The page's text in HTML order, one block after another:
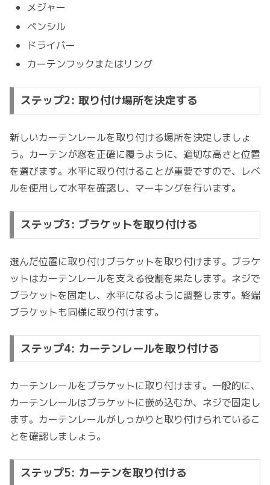
メジャー
ペンシル
ドライバー
カーテンフックまたはリング
ステップ2: 取り付け場所を決定する
新しいカーテンレールを取り付ける場所を決定しましょ
う。カーテンが窓を正確に覆うように、適切な高さと位置
を選びます。水平に取り付けることが重要ですので、レベ
ルを使用して水平を確認し、マーキングを行います。
ステップ3: ブラケットを取り付ける
選んだ位置に取り付けブラケットを取り付けます。ブラケ
ットはカーテンレールを支える役割を果たします。ネジで
ブラケットを固定し、水平になるように調整します。終端
ブラケットも同様に取り付けます。
ステップ4: カーテンレールを取り付ける
カーテンレールをブラケットに取り付けます。一般的に、
カーテンレールはブラケットに嵌め込むか、ネジで固定し
ます。カーテンレールがしっかりと取り付けられているこ
とを確認しましょう。
ステップ5: カーテンを取り付ける